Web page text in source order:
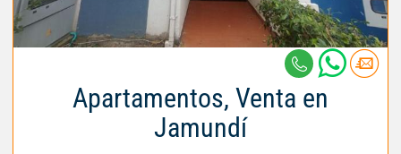
Apartamentos, Venta en
Jamundí